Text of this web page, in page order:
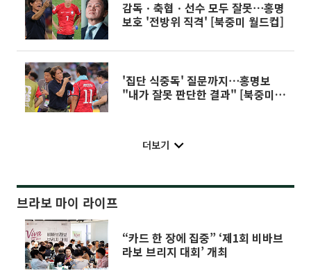
감독ㆍ축협ㆍ선수 모두 잘못⋯홍명
보호 '전방위 직격' [북중미 월드컵]
'집단 식중독' 질문까지⋯홍명보
"내가 잘못 판단한 결과" [북중미
더보기
브라보 마이 라이프
“카드 한 장에 집중” ‘제1회 비바브
라보 브리지 대회’ 개최